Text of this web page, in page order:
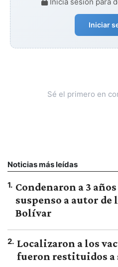
Iniciar
Sé el primero en
Noticias más leídas
1. Condenaron a 3
suspenso a autor de
Bolívar
2. Localizaron a los
fueron restituidos a